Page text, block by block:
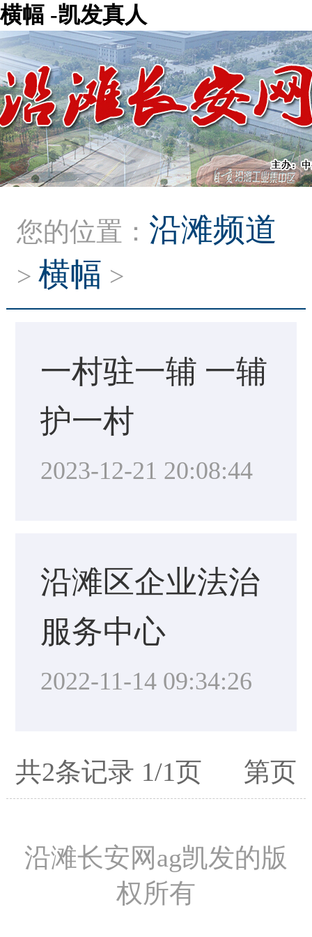
横幅 -凯发真人
您的位置： 沿滩频道
>横幅 >
一村驻一辅 一辅
护一村
2023-12-21 20:08:44
沿滩区企业法治
服务中心
2022-11-14 09:34:26
共2条记录 1/1页 第页
沿滩长安网ag凯发的版
权所有